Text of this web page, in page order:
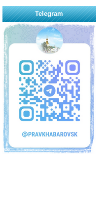
Telegram